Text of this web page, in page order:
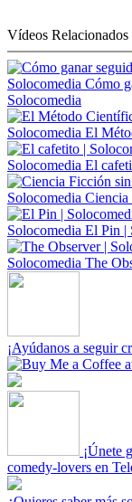
Vídeos Relacionados
Solocomedia Cómo
Solocomedia
Solocomedia El
Solocomedia El
Solocomedia Ciencia
Solocomedia El Pin |
Solocomedia The
¡Ayúdanos a seguir
¡Únete
comedy-lovers en